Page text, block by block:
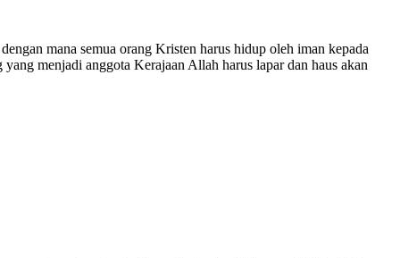
mana semua orang Kristen harus hidup oleh iman kepada
yang menjadi anggota Kerajaan Allah harus lapar dan haus akan